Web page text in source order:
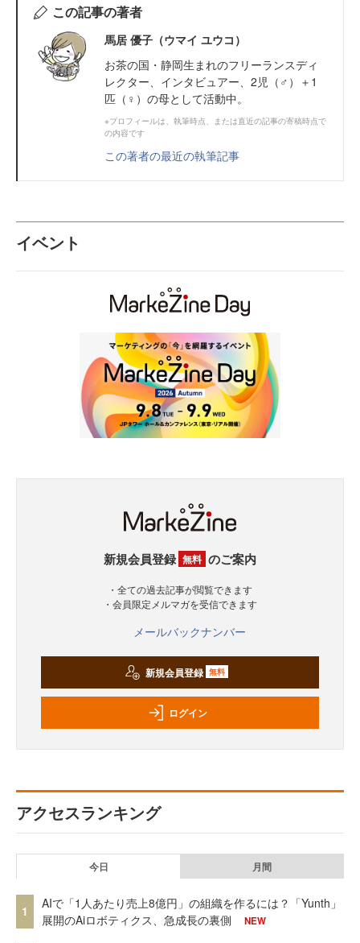
この記事の著者
馬居 優子（ウマイ ユウコ）
お茶の国・静岡生まれのフリーランスディ
レクター、インタビュアー、2児（♂）＋1
匹（♀）の母として活動中。
※プロフィールは、執筆時点、または直近の記事の寄稿時点で
の内容です
この著者の最近の執筆記事
イベント
新規会員登録 無料 のご案内
・全ての過去記事が閲覧できます
・会員限定メルマガを受信できます
メールバックナンバー
新規会員登録 無料
ログイン
アクセスランキング
今日 月間
1
AIで「1人あたり売上8億円」の組織を作るには？「Yunth」
展開のAiロボティクス、急成長の裏側
NEW